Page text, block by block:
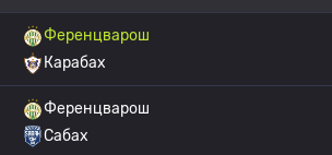
Ференцварош
Карабах
Ференцварош
Сабах